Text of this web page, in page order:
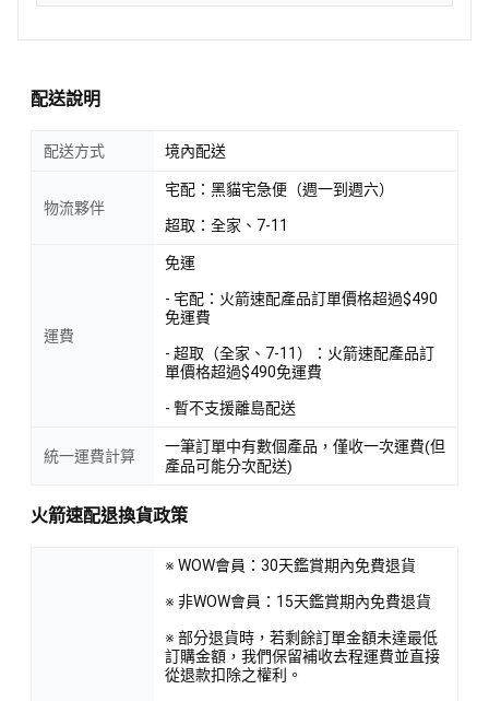
配送說明
配送方式 境內配送
物流夥伴
宅配：黑貓宅急便（週一到週六）
超取：全家、7-11
運費
免運
- 宅配：火箭速配產品訂單價格超過$490
免運費
- 超取（全家、7-11）：火箭速配產品訂
單價格超過$490免運費
- 暫不支援離島配送
統一運費計算
一筆訂單中有數個產品，僅收一次運費(但
產品可能分次配送)
火箭速配退換貨政策
※ WOW會員：30天鑑賞期內免費退貨
※ 非WOW會員：15天鑑賞期內免費退貨
※ 部分退貨時，若剩餘訂單金額未達最低
訂購金額，我們保留補收去程運費並直接
從退款扣除之權利。